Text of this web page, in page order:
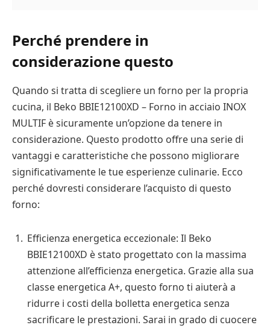
Perché prendere in
considerazione questo
Quando si tratta di scegliere un forno per la propria
cucina, il Beko BBIE12100XD – Forno in acciaio INOX
MULTIF è sicuramente un’opzione da tenere in
considerazione. Questo prodotto offre una serie di
vantaggi e caratteristiche che possono migliorare
significativamente le tue esperienze culinarie. Ecco
perché dovresti considerare l’acquisto di questo
forno:
Efficienza energetica eccezionale: Il Beko
BBIE12100XD è stato progettato con la massima
attenzione all’efficienza energetica. Grazie alla sua
classe energetica A+, questo forno ti aiuterà a
ridurre i costi della bolletta energetica senza
sacrificare le prestazioni. Sarai in grado di cuocere